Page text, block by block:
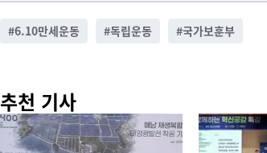
#6.10만세운동 #독립운동 #국가보훈부
추천 기사